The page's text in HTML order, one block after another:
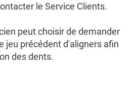
le Service Clients.
peut choisir de demander
jeu précédent d'aligners afin
des dents.